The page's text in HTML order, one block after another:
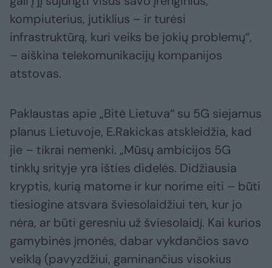
kompiuterius, jutiklius – ir turėsi
infrastruktūrą, kuri veiks be jokių problemų“,
– aiškina telekomunikacijų kompanijos
atstovas.
Paklaustas apie „Bitė Lietuva“ su 5G siejamus
planus Lietuvoje, E.Rakickas atskleidžia, kad
jie – tikrai nemenki. „Mūsų ambicijos 5G
tinklų srityje yra išties didelės. Didžiausia
kryptis, kurią matome ir kur norime eiti – būti
tiesiogine atsvara šviesolaidžiui ten, kur jo
nėra, ar būti geresniu už šviesolaidį. Kai kurios
gamybinės įmonės, dabar vykdančios savo
veiklą (pavyzdžiui, gaminančius visokius